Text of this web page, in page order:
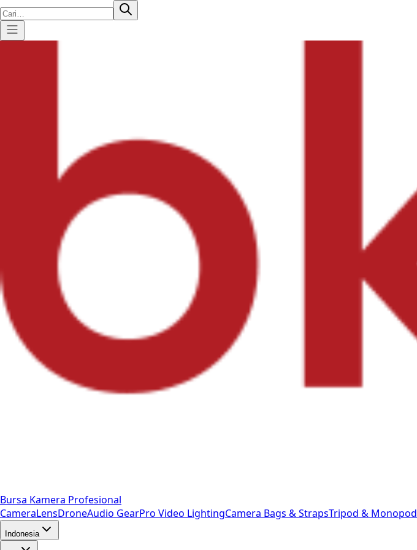
Bursa Kamera Profesional
CameraLensDroneAudio GearPro Video LightingCamera Bags & StrapsTripod & Monopod
Indonesia